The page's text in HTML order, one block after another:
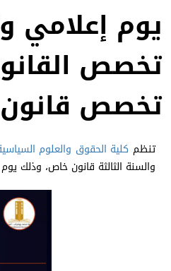
يوم إعلامي
تخصص
تخصص
تنظم كلية الحقوق والعلوم
والسنة الثالثة قانون خاص، وذلك يوم